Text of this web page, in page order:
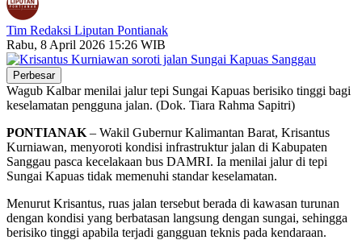
Tim Redaksi Liputan Pontianak
Rabu, 8 April 2026 15:26 WIB
Perbesar
Wagub Kalbar menilai jalur tepi Sungai Kapuas berisiko tinggi bagi
keselamatan pengguna jalan. (Dok. Tiara Rahma Sapitri)
PONTIANAK – Wakil Gubernur Kalimantan Barat, Krisantus
Kurniawan, menyoroti kondisi infrastruktur jalan di Kabupaten
Sanggau pasca kecelakaan bus DAMRI. Ia menilai jalur di tepi
Sungai Kapuas tidak memenuhi standar keselamatan.
Menurut Krisantus, ruas jalan tersebut berada di kawasan turunan
dengan kondisi yang berbatasan langsung dengan sungai, sehingga
berisiko tinggi apabila terjadi gangguan teknis pada kendaraan.